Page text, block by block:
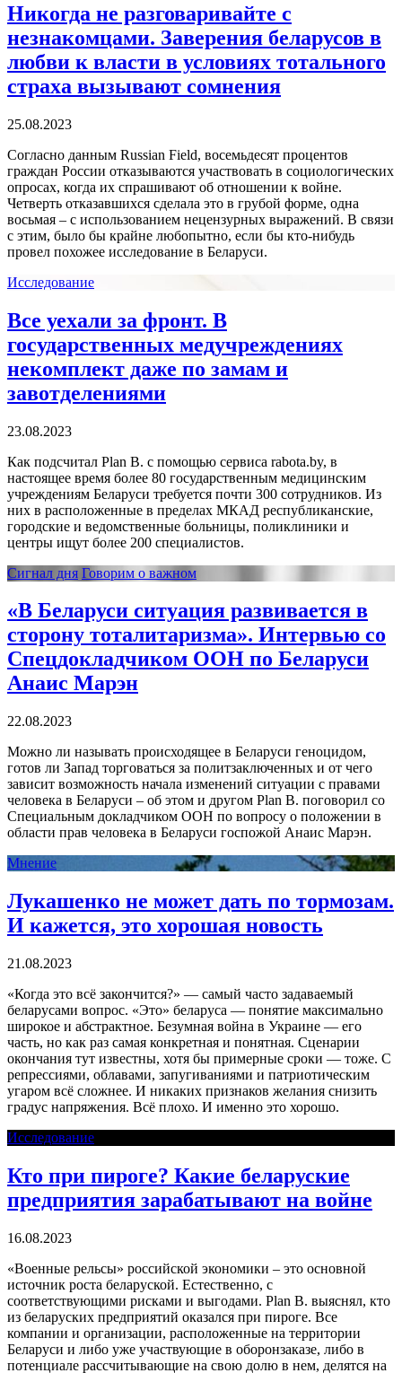
Никогда не разговаривайте с
незнакомцами. Заверения беларусов в
любви к власти в условиях тотального
страха вызывают сомнения
25.08.2023
Согласно данным Russian Field, восемьдесят процентов
граждан России отказываются участвовать в социологических
опросах, когда их спрашивают об отношении к войне.
Четверть отказавшихся сделала это в грубой форме, одна
восьмая – с использованием нецензурных выражений. В связи
с этим, было бы крайне любопытно, если бы кто-нибудь
провел похожее исследование в Беларуси.
Исследование
Все уехали за фронт. В
государственных медучреждениях
некомплект даже по замам и
завотделениями
23.08.2023
Как подсчитал Plan B. с помощью сервиса rabota.by, в
настоящее время более 80 государственным медицинским
учреждениям Беларуси требуется почти 300 сотрудников. Из
них в расположенные в пределах МКАД республиканские,
городские и ведомственные больницы, поликлиники и
центры ищут более 200 специалистов.
Сигнал дня Говорим о важном
«В Беларуси ситуация развивается в
сторону тоталитаризма». Интервью со
Спецдокладчиком ООН по Беларуси
Анаис Марэн
22.08.2023
Можно ли называть происходящее в Беларуси геноцидом,
готов ли Запад торговаться за политзаключенных и от чего
зависит возможность начала изменений ситуации с правами
человека в Беларуси – об этом и другом Plan B. поговорил со
Специальным докладчиком ООН по вопросу о положении в
области прав человека в Беларуси госпожой Анаис Марэн.
Мнение
Лукашенко не может дать по тормозам.
И кажется, это хорошая новость
21.08.2023
«Когда это всё закончится?» — самый часто задаваемый
беларусами вопрос. «Это» беларуса — понятие максимально
широкое и абстрактное. Безумная война в Украине — его
часть, но как раз самая конкретная и понятная. Сценарии
окончания тут известны, хотя бы примерные сроки — тоже. С
репрессиями, облавами, запугиваниями и патриотическим
угаром всё сложнее. И никаких признаков желания снизить
градус напряжения. Всё плохо. И именно это хорошо.
Исследование
Кто при пироге? Какие беларуские
предприятия зарабатывают на войне
16.08.2023
«Военные рельсы» российской экономики – это основной
источник роста беларуской. Естественно, с
соответствующими рисками и выгодами. Plan B. выяснял, кто
из беларуских предприятий оказался при пироге. Все
компании и организации, расположенные на территории
Беларуси и либо уже участвующие в оборонзаказе, либо в
потенциале рассчитывающие на свою долю в нем, делятся на